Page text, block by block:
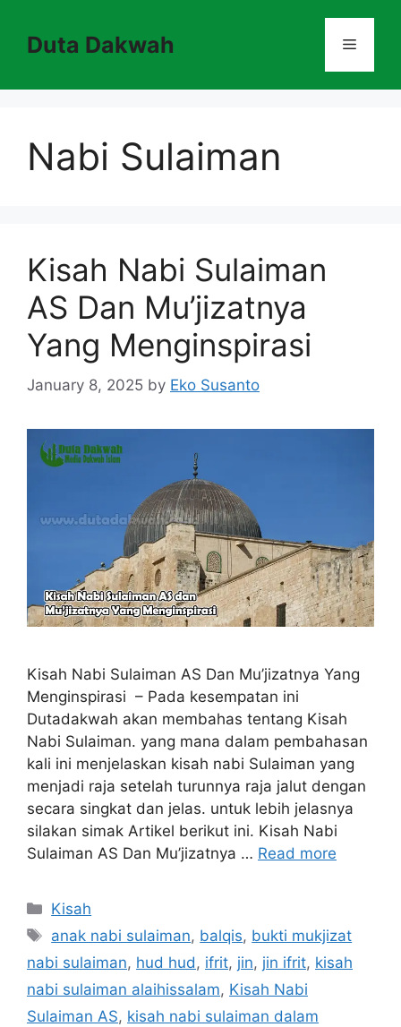
contentDuta Dakwah Menu
Nabi Sulaiman
Kisah Nabi Sulaiman
AS Dan Mu’jizatnya
Yang Menginspirasi
January 8, 2025 by Eko Susanto
Kisah Nabi Sulaiman AS Dan Mu’jizatnya Yang
Menginspirasi – Pada kesempatan ini
Dutadakwah akan membahas tentang Kisah
Nabi Sulaiman. yang mana dalam pembahasan
kali ini menjelaskan kisah nabi Sulaiman yang
menjadi raja setelah turunnya raja jalut dengan
secara singkat dan jelas. untuk lebih jelasnya
silakan simak Artikel berikut ini. Kisah Nabi
Sulaiman AS Dan Mu’jizatnya … Read more
Categories
Kisah
Tags
anak nabi sulaiman, balqis, bukti mukjizat
nabi sulaiman, hud hud, ifrit, jin, jin ifrit, kisah
nabi sulaiman alaihissalam, Kisah Nabi
Sulaiman AS, kisah nabi sulaiman dalam